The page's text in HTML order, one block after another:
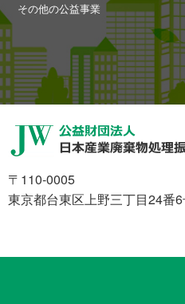
その他の公益事業
〒110-0005
東京都台東区上野三丁目24